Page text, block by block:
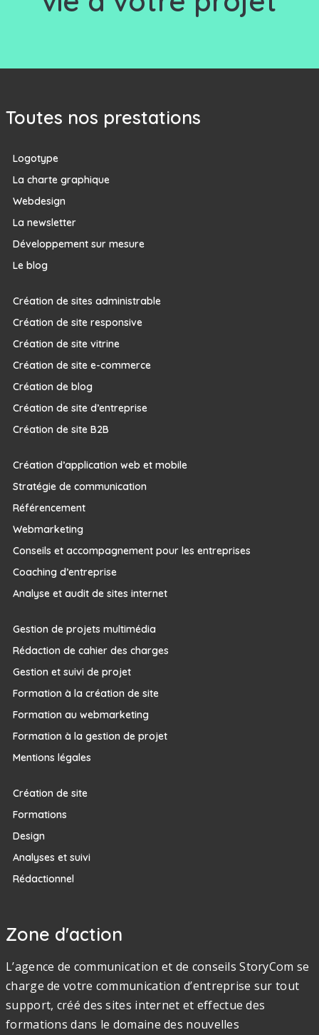
Toutes nos prestations
Logotype
La charte graphique
Webdesign
La newsletter
Développement sur mesure
Le blog
Création de sites administrable
Création de site responsive
Création de site vitrine
Création de site e-commerce
Création de blog
Création de site d’entreprise
Création de site B2B
Création d’application web et mobile
Stratégie de communication
Référencement
Webmarketing
Conseils et accompagnement pour les entreprises
Coaching d’entreprise
Analyse et audit de sites internet
Gestion de projets multimédia
Rédaction de cahier des charges
Gestion et suivi de projet
Formation à la création de site
Formation au webmarketing
Formation à la gestion de projet
Mentions légales
Création de site
Formations
Design
Analyses et suivi
Rédactionnel
Zone d'action
L’agence de communication et de conseils StoryCom se
charge de votre communication d’entreprise sur tout
support, créé des sites internet et effectue des
formations dans le domaine des nouvelles